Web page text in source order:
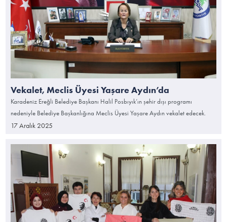
Vekalet, Meclis Üyesi Yaşare Aydın’da
Karadeniz Ereğli Belediye Başkanı Halil Posbıyık’ın şehir dışı programı
nedeniyle Belediye Başkanlığına Meclis Üyesi Yaşare Aydın vekalet edecek.
17 Aralık 2025